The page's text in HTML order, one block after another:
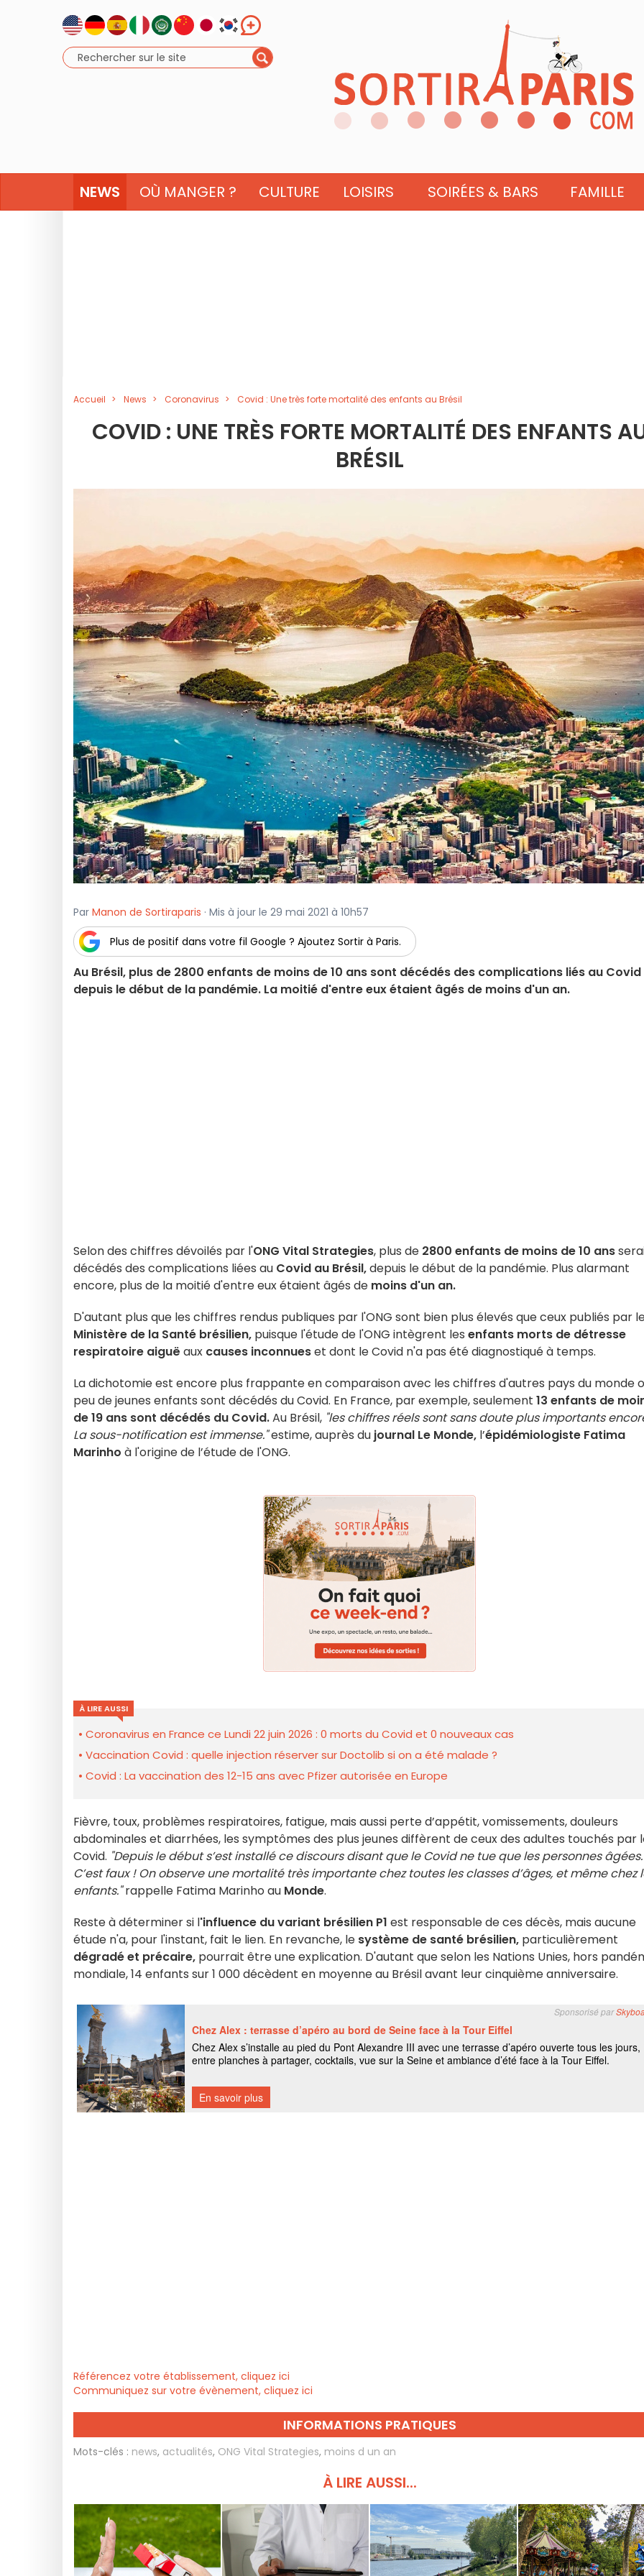
NEWS OÙ MANGER ? CULTURE LOISIRS SOIRÉES & BARS FAMILLE
Accueil News Coronavirus Covid : Une très forte mortalité des enfants au Brésil
COVID : UNE TRÈS FORTE MORTALITÉ DES ENFANTS
BRÉSIL
Par Manon de Sortiraparis · Mis à jour le 29 mai 2021 à 10h57
Plus de positif dans votre fil Google ? Ajoutez Sortir à Paris.
Au Brésil, plus de 2800 enfants de moins de 10 ans sont décédés des complications liés au Covid
depuis le début de la pandémie. La moitié d'entre eux étaient âgés de moins d'un an.
Selon des chiffres dévoilés par l'ONG Vital Strategies, plus de 2800 enfants de moins de 10 ans
décédés des complications liées au Covid au Brésil,depuis le début de la pandémie. Plus alarmant
encore, plus de la moitié d'entre eux étaient âgés de moins d'un an.
D'autant plus que les chiffres rendus publiques par l'ONG sont bien plus élevés que ceux publiés par
Ministère de la Santé brésilien, puisque l'étude de l'ONG intègrent les enfants morts de détresse
respiratoire aiguë aux causes inconnueset dont le Covid n'a pas été diagnostiqué à temps.
La dichotomie est encore plus frappante en comparaison avec les chiffres d'autres pays du monde
peu de jeunes enfants sont décédés du Covid. En France, par exemple, seulement 13 enfants de
de 19 ans sont décédés du Covid.Au Brésil, "les chiffres réels sont sans doute plus importants
La sous-notification est immense."estime, auprès du journal Le Monde, l’épidémiologiste Fatima
Marinho à l'origine de l’étude de l'ONG.
À LIRE AUSSI
Coronavirus en France ce Lundi 22 juin 2026 : 0 morts du Covid et 0 nouveaux cas
Vaccination Covid : quelle injection réserver sur Doctolib si on a été malade ?
Covid : La vaccination des 12-15 ans avec Pfizer autorisée en Europe
Fièvre, toux, problèmes respiratoires, fatigue, mais aussi perte d’appétit, vomissements, douleurs
abdominales et diarrhées, les symptômes des plus jeunes diffèrent de ceux des adultes touchés par
Covid. "Depuis le début s’est installé ce discours disant que le Covid ne tue que les personnes âgées.
C’est faux ! On observe une mortalité très importante chez toutes les classes d’âges, et même chez
enfants."rappelle Fatima Marinho au Monde.
Reste à déterminer si l'influence du variant brésilien P1 est responsable de ces décès, mais aucune
étude n'a, pour l'instant, fait le lien. En revanche, le système de santé brésilien, particulièrement
dégradé et précaire, pourrait être une explication. D'autant que selon les Nations Unies, hors
mondiale, 14 enfants sur 1 000 décèdent en moyenne au Brésil avant leur cinquième anniversaire.
Référencez votre établissement, cliquez ici
Communiquez sur votre évènement, cliquez ici
INFORMATIONS PRATIQUES
Mots-clés : news, actualités, ONG Vital Strategies, moins d un an
À LIRE AUSSI...